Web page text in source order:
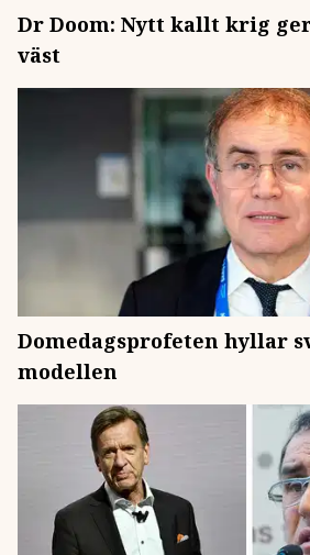
Dr Doom: Nytt kallt krig
väst
Domedagsprofeten hyllar
modellen